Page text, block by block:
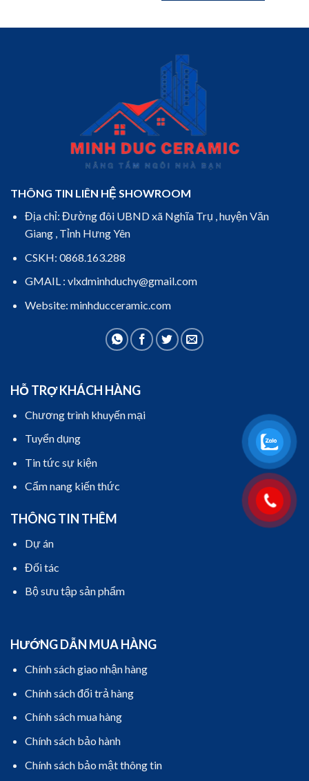
THÔNG TIN LIÊN HỆ SHOWROOM
Địa chỉ: Đường đôi UBND xã Nghĩa Trụ , huyện Văn
Giang , Tỉnh Hưng Yên
CSKH: 0868.163.288
GMAIL : vlxdminhduchy@gmail.com
Website: minhducceramic.com
HỖ TRỢ KHÁCH HÀNG
Chương trình khuyến mại
Tuyển dụng
Tin tức sự kiện
Cẩm nang kiến thức
THÔNG TIN THÊM
Dự án
Đối tác
Bộ sưu tập sản phẩm
HƯỚNG DẪN MUA HÀNG
Chính sách giao nhận hàng
Chính sách đổi trả hàng
Chính sách mua hàng
Chính sách bảo hành
Chính sách bảo mật thông tin